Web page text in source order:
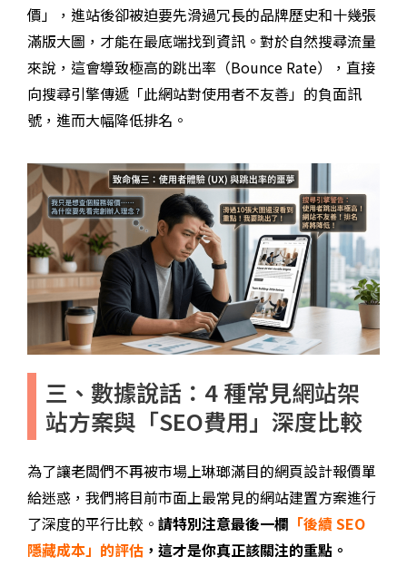
價」，進站後卻被迫要先滑過冗長的品牌歷史和十幾張
滿版大圖，才能在最底端找到資訊。對於自然搜尋流量
來說，這會導致極高的跳出率（Bounce Rate），直接
向搜尋引擎傳遞「此網站對使用者不友善」的負面訊
號，進而大幅降低排名。
三、數據說話：4 種常見網站架
站方案與「SEO費用」深度比較
為了讓老闆們不再被市場上琳瑯滿目的網頁設計報價單
給迷惑，我們將目前市面上最常見的網站建置方案進行
了深度的平行比較。 請特別注意最後一欄 「後續 SEO
隱藏成本」的評估 ，這才是你真正該關注的重點。